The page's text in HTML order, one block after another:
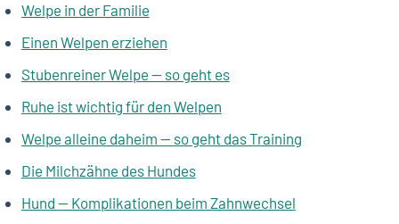
Welpe in der Familie
Einen Welpen erziehen
Stubenreiner Welpe — so geht es
Ruhe ist wichtig für den Welpen
Welpe alleine daheim — so geht das Training
Die Milchzähne des Hundes
Hund — Komplikationen beim Zahnwechsel